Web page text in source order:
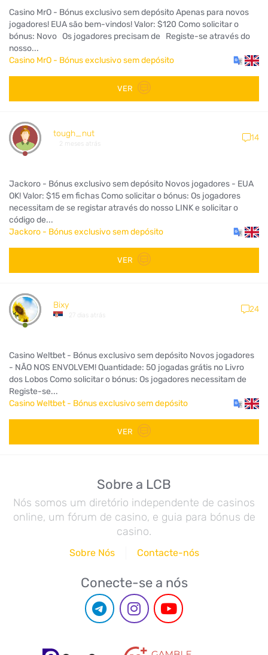
Casino MrO - Bónus exclusivo sem depósito Apenas para novos
jogadores! EUA são bem-vindos! Valor: $120 Como solicitar o
bónus: Novo Os jogadores precisam de Registe-se através do
nosso...
Casino MrO - Bónus exclusivo sem depósito
VER
tough_nut
2 meses atrás
14
Jackoro - Bónus exclusivo sem depósito Novos jogadores - EUA
OK! Valor: $15 em fichas Como solicitar o bónus: Os jogadores
necessitam de se registar através do nosso LINK e solicitar o
código de...
Jackoro - Bónus exclusivo sem depósito
VER
Bixy
27 dias atrás
24
Casino Weltbet - Bónus exclusivo sem depósito Novos jogadores
- NÃO NOS ENVOLVEM! Quantidade: 50 jogadas grátis no Livro
dos Lobos Como solicitar o bónus: Os jogadores necessitam de
Registe-se...
Casino Weltbet - Bónus exclusivo sem depósito
VER
Sobre a LCB
Nós somos um diretório independente de casinos
online, um fórum de casino, e guia para bónus de
casino.
Sobre Nós Contacte-nós
Conecte-se a nós